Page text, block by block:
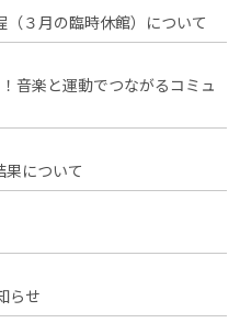
３月の臨時休館）について
音楽と運動でつながるコミュ
について
らせ